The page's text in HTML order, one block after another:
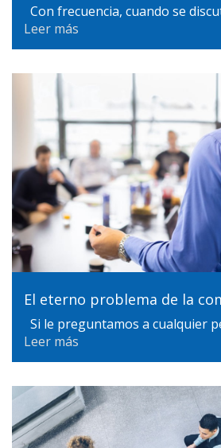
Con frecuencia, cuando se
Leer más
El eterno problema de la
Si le preguntamos a cualquier
Leer más